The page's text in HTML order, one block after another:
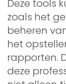
Deze tools
zoals het
beheren
het
rapporten.
deze